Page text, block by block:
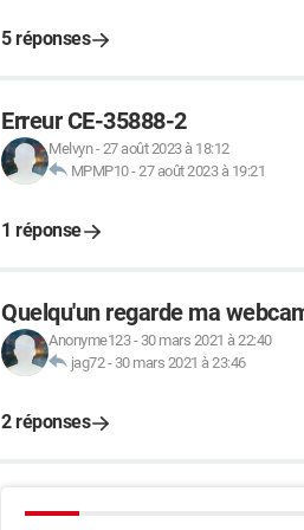
5 réponses
Erreur CE-35888-2
Melvyn-27 août 2023 à 18:12
MPMP10-27 août 2023 à 19:21
1 réponse
Quelqu'un regarde ma
Anonyme123- 30 mars 2021 à 22:40
jag72- 30 mars 2021 à 23:46
2 réponses